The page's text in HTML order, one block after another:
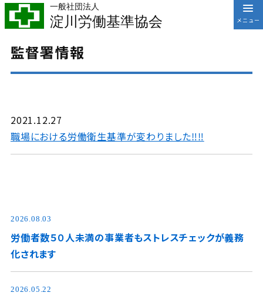
一般社団法人
淀川労働基準協会
監督署情報
2021.12.27
職場における労働衛生基準が変わりました‼‼
2026.08.03
労働者数５０人未満の事業者もストレスチェックが義務
化されます
2026.05.22